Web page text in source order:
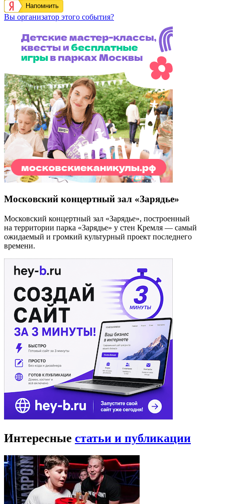
Напомнить
Вы организатор этого события?
Московский концертный зал «Зарядье»
Московский концертный зал «Зарядье», построенный
на территории парка «Зарядье» у стен Кремля — самый
ожидаемый и громкий культурный проект последнего
времени.
Интересные статьи и публикации